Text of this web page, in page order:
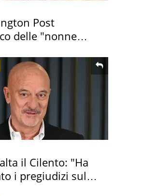
Post
delle "nonne
il Cilento: "Ha
i pregiudizi sul